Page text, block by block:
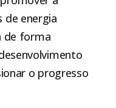
de energia
de forma
o progresso